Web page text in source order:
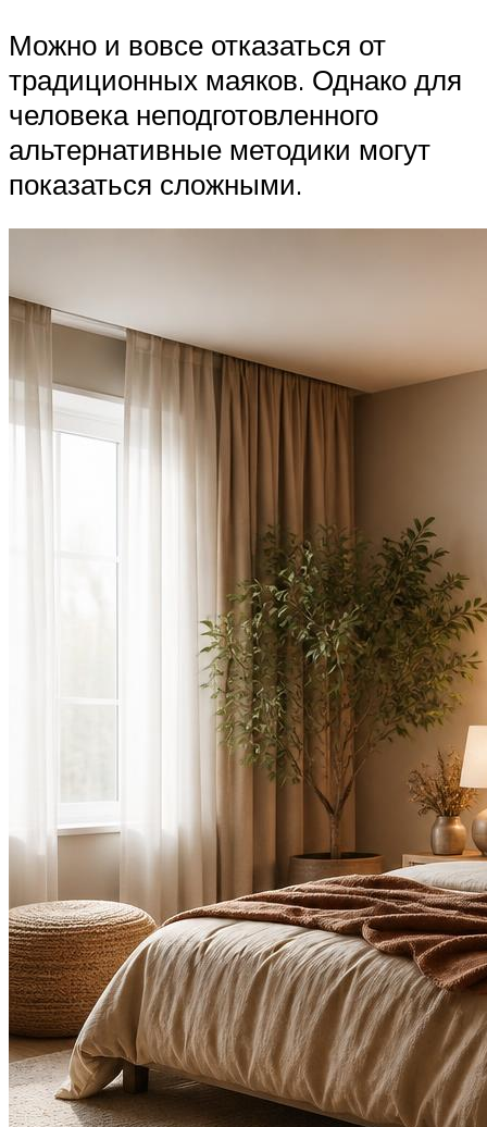
Можно и вовсе отказаться от
традиционных маяков. Однако для
человека неподготовленного
альтернативные методики могут
показаться сложными.